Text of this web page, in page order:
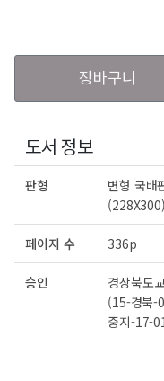
장바구니
도서 정보
판형
변형 국배
(228X300)
페이지 수 336p
승인
경상북도
(15-경북-
중지-17-